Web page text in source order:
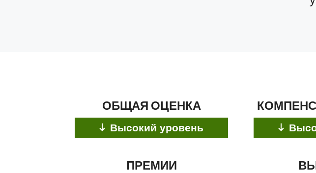
ОБЩАЯ ОЦЕНКА
Высокий уровень
ПРЕМИИ